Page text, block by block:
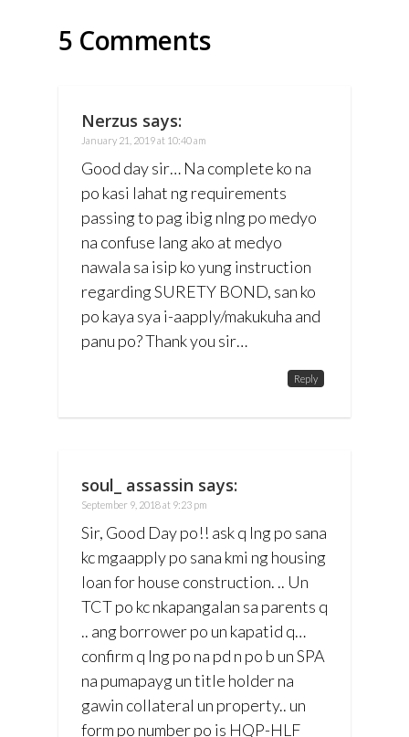
5 Comments
Nerzus says:
January 21, 2019 at 10:40 am
Good day sir… Na complete ko na
po kasi lahat ng requirements
passing to pag ibig nlng po medyo
na confuse lang ako at medyo
nawala sa isip ko yung instruction
regarding SURETY BOND, san ko
po kaya sya i-aapply/makukuha and
panu po? Thank you sir…
Reply
soul_ assassin says:
September 9, 2018 at 9:23 pm
Sir, Good Day po!! ask q lng po sana
kc mgaapply po sana kmi ng housing
loan for house construction. .. Un
TCT po kc nkapangalan sa parents q
.. ang borrower po un kapatid q…
confirm q lng po na pd n po b un SPA
na pumapayg un title holder na
gawin collateral un property.. un
form po number po is HQP-HLF